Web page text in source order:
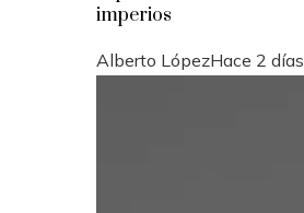
imperios
Alberto LópezHace 2 días